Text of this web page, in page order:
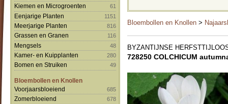
Kiemen en Microgroenten 61
Eenjarige Planten 1151
Meerjarige Planten 816
Grassen en Granen 116
Mengsels 48
Kamer- en Kuipplanten 280
Bomen en Struiken 49
Bloembollen en Knollen
Voorjaarsbloeiend
685
Zomerbloeiend 678
Bloembollen en Knollen >
BYZANTIJNSE
728250 COLCHICUM